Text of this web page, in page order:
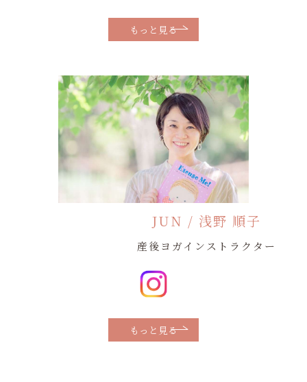
もっと見る
JUN / 浅野 順子
産後ヨガインストラクター
もっと見る